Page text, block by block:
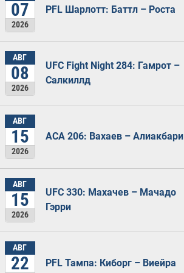
07
2026
PFL Шарлотт: Баттл – Роста
АВГ
08
2026
UFC Fight Night 284: Гамрот –
Салкиллд
АВГ
15
2026
ACA 206: Вахаев – Алиакбари
АВГ
15
2026
UFC 330: Махачев – Мачадо
Гэрри
АВГ
22 PFL Тампа: Киборг – Виейра